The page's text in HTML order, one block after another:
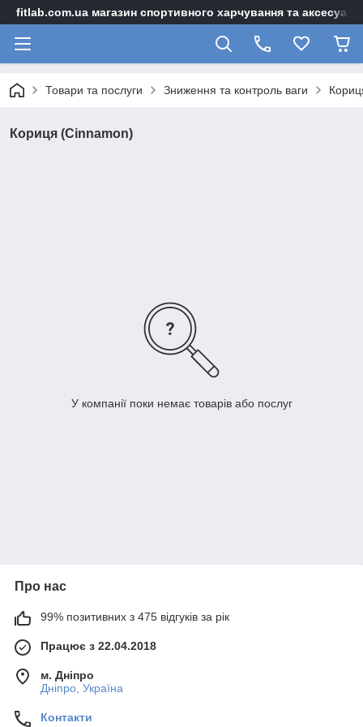
fitlab.com.ua магазин спортивного харчування та
Товари та послуги Зниження та контроль ваги
Кориця (Cinnamon)
У компанії поки немає товарів або послуг
Про нас
99% позитивних з 475 відгуків за рік
Працює з 22.04.2018
м. Дніпро
Дніпро, Україна
Контакти